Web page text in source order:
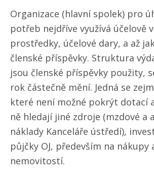
Organizace (hlavní spolek) pro
potřeb nejdříve využívá účelově
prostředky, účelové dary, a až
členské příspěvky. Struktura
jsou členské příspěvky použity,
rok částečně mění. Jedná se
které není možné pokrýt dotací
ně hledají jiné zdroje (mzdové
náklady Kanceláře ústředí),
půjčky OJ, především na nákupy
nemovitostí.